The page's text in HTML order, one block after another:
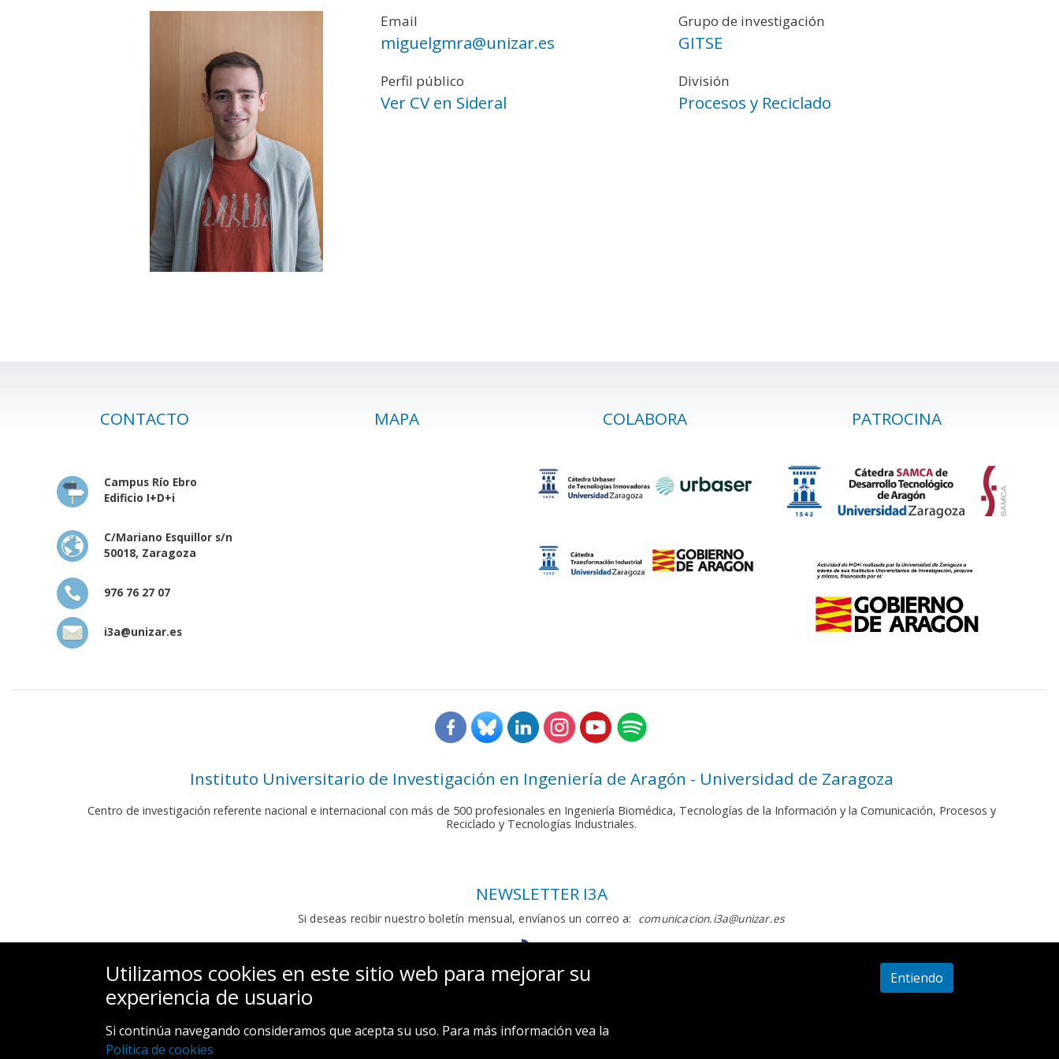
Email
miguelgmra@unizar.es
Perfil público
Ver CV en Sideral
Grupo de investigación
GITSE
División
Procesos y Reciclado
CONTACTO
Campus Río Ebro
Edificio I+D+i
C/Mariano Esquillor s/n
50018, Zaragoza
976 76 27 07
i3a@unizar.es
MAPA COLABORA PATROCINA
Instituto Universitario de Investigación en Ingeniería de Aragón - Universidad de Zaragoza
Centro de investigación referente nacional e internacional con más de 500 profesionales en Ingeniería Biomédica, Tecnologías de la Información y la Comunicación, Procesos y
Reciclado y Tecnologías Industriales.
NEWSLETTER I3A
Si deseas recibir nuestro boletín mensual, envíanos un correo a: comunicacion.i3a@unizar.es
Utilizamos cookies en este sitio web para mejorar su
experiencia de usuario
Si continúa navegando consideramos que acepta su uso. Para más información vea la
Política de cookies
Entiendo